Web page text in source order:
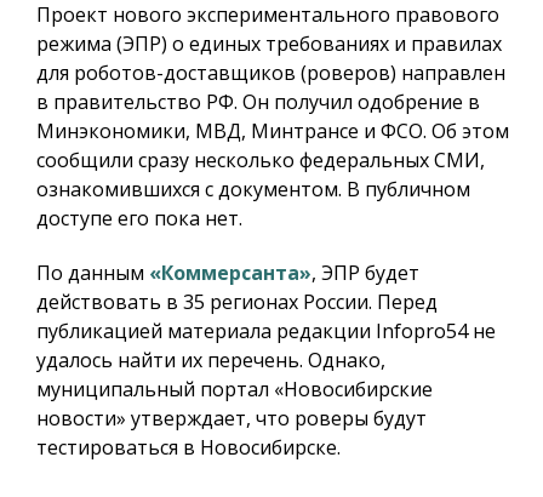
Проект нового экспериментального правового
режима (ЭПР) о единых требованиях и правилах
для роботов-доставщиков (роверов) направлен
в правительство РФ. Он получил одобрение в
Минэкономики, МВД, Минтрансе и ФСО. Об этом
сообщили сразу несколько федеральных СМИ,
ознакомившихся с документом. В публичном
доступе его пока нет.
По данным «Коммерсанта», ЭПР будет
действовать в 35 регионах России. Перед
публикацией материала редакции Infopro54 не
удалось найти их перечень. Однако,
муниципальный портал «Новосибирские
новости» утверждает, что роверы будут
тестироваться в Новосибирске.